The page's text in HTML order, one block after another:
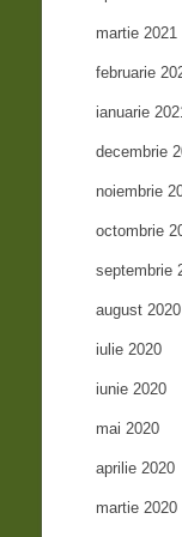
martie 2021
februarie
ianuarie
decembrie
noiembrie
octombrie
septembrie
august 2020
iulie 2020
iunie 2020
mai 2020
aprilie 2020
martie 2020